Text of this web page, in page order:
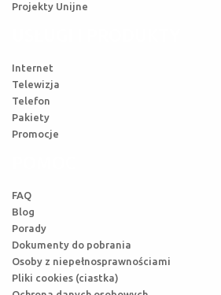
Projekty Unijne
Internet
Telewizja
Telefon
Pakiety
Promocje
FAQ
Blog
Porady
Dokumenty do pobrania
Osoby z niepełnosprawnościami
Pliki cookies (ciastka)